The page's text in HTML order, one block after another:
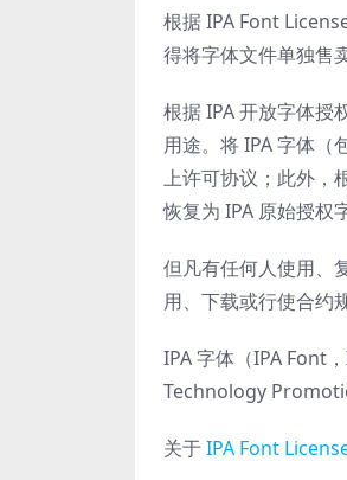
根据 IPA Font
得将字体文件单独售卖
根据 IPA 开放字体授
用途。将 IPA 字体（
上许可协议；此外，
恢复为 IPA 原始授权
但凡有任何人使用、
用、下载或行使合约
IPA 字体（IPA Font
Technology
关于IPA Font